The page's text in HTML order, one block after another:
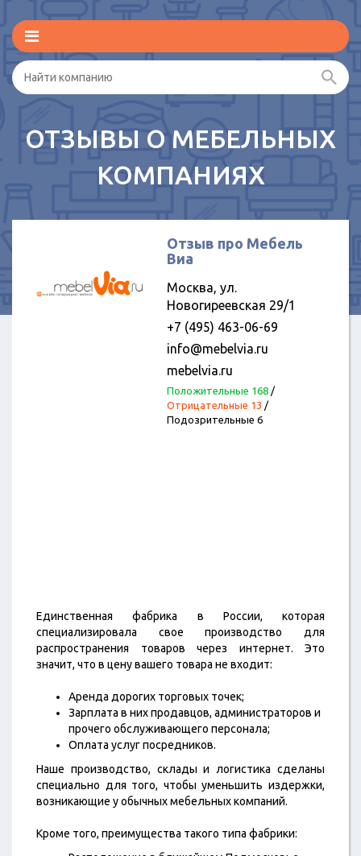
ОТЗЫВЫ О МЕБЕЛЬНЫХ
КОМПАНИЯХ
Отзыв про Мебель
Виа
Москва, ул.
Новогиреевская 29/1
+7 (495) 463-06-69
info@mebelvia.ru
mebelvia.ru
Положительные 168/
Отрицательные 13 /
Подозрительные 6
Единственная фабрика в России, которая
специализировала свое производство для
распространения товаров через интернет. Это
значит, что в цену вашего товара не входит:
Аренда дорогих торговых точек;
Зарплата в них продавцов, администраторов и
прочего обслуживающего персонала;
Оплата услуг посредников.
Наше производство, склады и логистика сделаны
специально для того, чтобы уменьшить издержки,
возникающие у обычных мебельных компаний.
Кроме того, преимущества такого типа фабрики: